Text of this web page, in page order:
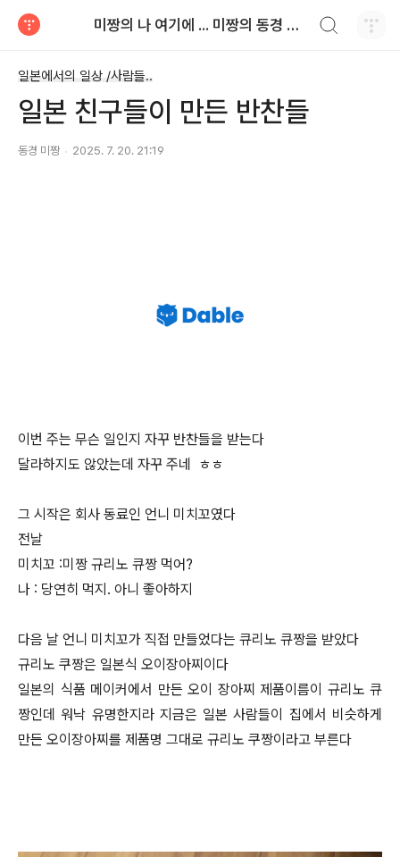
미짱의 나 여기에 ... 미짱의 동경 생활
일본에서의 일상 /사람들..
일본 친구들이 만든 반찬들
동경 미짱 2025. 7. 20. 21:19
이번 주는 무슨 일인지 자꾸 반찬들을 받는다
달라하지도 않았는데 자꾸 주네 ㅎㅎ
그 시작은 회사 동료인 언니 미치꼬였다
전날
미치꼬 :미짱 규리노 큐짱 먹어?
나 : 당연히 먹지. 아니 좋아하지
다음 날 언니 미치꼬가 직접 만들었다는 큐리노 큐짱을 받았다
규리노 쿠짱은 일본식 오이장아찌이다
일본의 식품 메이커에서 만든 오이 장아찌 제품이름이 규리노 큐
짱인데 워낙 유명한지라 지금은 일본 사람들이 집에서 비슷하게
만든 오이장아찌를 제품명 그대로 규리노 쿠짱이라고 부른다